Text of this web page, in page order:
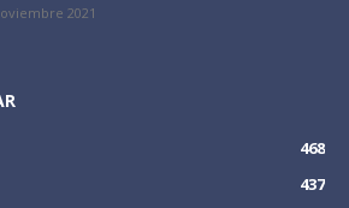
2021
468
437